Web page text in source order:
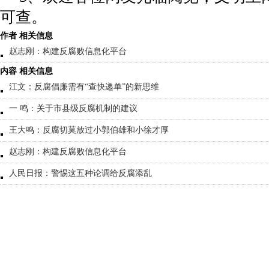
可查。
作者 相关信息
赵志刚：构建反腐败信息化平台
内容 相关信息
江文：反腐倡廉需有“查快递单”的新思维
一 鸣：关于市县级反腐机制的建议
王大鸣：反腐切莫放过小郭伯雄和小徐才厚
赵志刚：构建反腐败信息化平台
人民日报：警惕这五种论调给反腐添乱